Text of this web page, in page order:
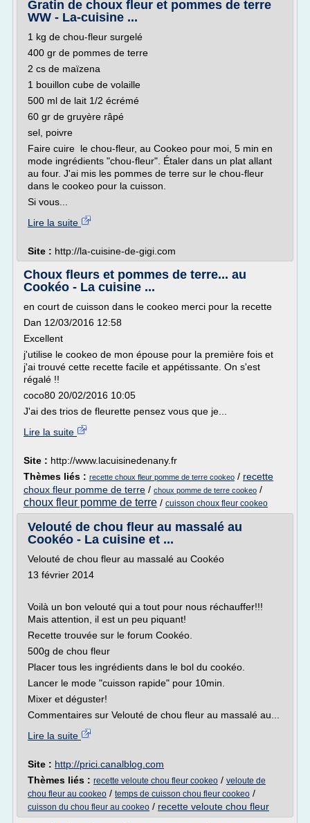
Gratin de choux fleur et pommes de terre
WW - La-cuisine ...
1 kg de chou-fleur surgelé
400 gr de pommes de terre
2 cs de maïzena
1 bouillon cube de volaille
500 ml de lait 1/2 écrémé
60 gr de gruyère râpé
sel, poivre
Faire cuire le chou-fleur, au Cookeo pour moi, 5 min en
mode ingrédients "chou-fleur". Étaler dans un plat allant
au four. J'ai mis les pommes de terre sur le chou-fleur
dans le cookeo pour la cuisson.
Si vous...
Lire la suite
Site : http://la-cuisine-de-gigi.com
Choux fleurs et pommes de terre... au
Cookéo - La cuisine ...
en court de cuisson dans le cookeo merci pour la recette
Dan 12/03/2016 12:58
Excellent
j'utilise le cookeo de mon épouse pour la première fois et
j'ai trouvé cette recette facile et appétissante. On s'est
régalé !!
coco80 20/02/2016 10:05
J'ai des trios de fleurette pensez vous que je...
Lire la suite
Site : http://www.lacuisinedenany.fr
Thèmes liés : recette choux fleur pomme de terre cookeo / recette
choux fleur pomme de terre / choux pomme de terre cookeo /
choux fleur pomme de terre / cuisson choux fleur cookeo
Velouté de chou fleur au massalé au
Cookéo - La cuisine et ...
Velouté de chou fleur au massalé au Cookéo
13 février 2014
Voilà un bon velouté qui a tout pour nous réchauffer!!!
Mais attention, il est un peu piquant!
Recette trouvée sur le forum Cookéo.
500g de chou fleur
Placer tous les ingrédients dans le bol du cookéo.
Lancer le mode "cuisson rapide" pour 10min.
Mixer et déguster!
Commentaires sur Velouté de chou fleur au massalé au...
Lire la suite
Site : http://prici.canalblog.com
Thèmes liés : recette veloute chou fleur cookeo / veloute de
chou fleur au cookeo / temps de cuisson chou fleur cookeo /
cuisson du chou fleur au cookeo / recette veloute chou fleur